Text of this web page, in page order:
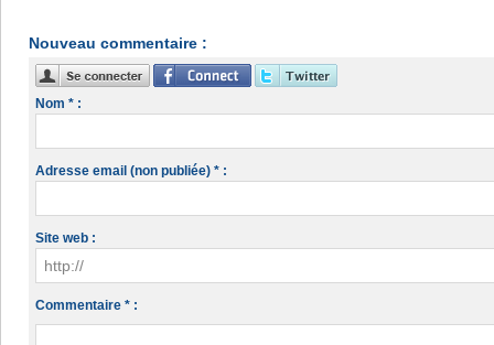
Nouveau commentaire :
Nom * :
Adresse email (non publiée) * :
Site web :
Commentaire * :